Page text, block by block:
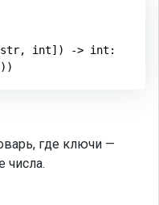
int]) -> int :
где ключи —
числа.